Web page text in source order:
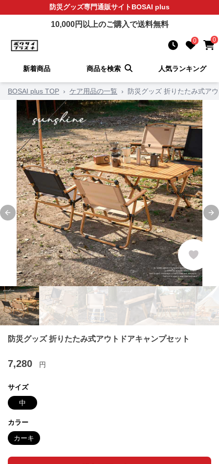
防災グッズ専門通販サイトBOSAI plus
10,000円以上のご購入で送料無料
0 0
新着商品 商品を検索 人気ランキング
BOSAI plus TOP › ケア用品の一覧 › 防災グッズ 折りたたみ式ア
Previous slide
防災グッズ 折りたたみ式アウトドアキャンプセット
7,280 円
サイズ
中
カラー
カーキ